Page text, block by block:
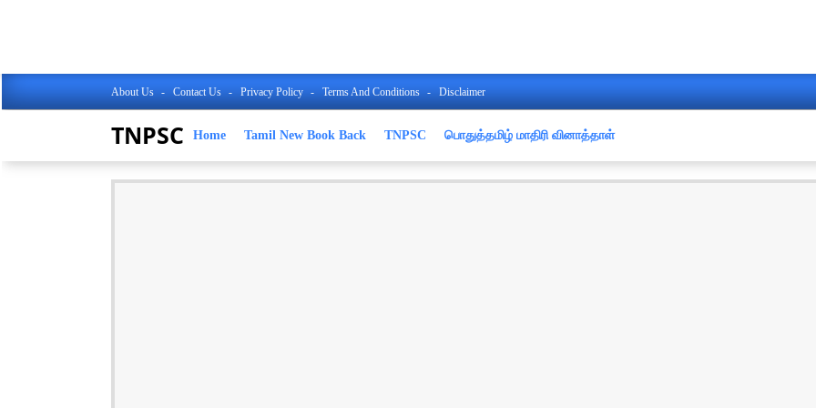
About Us Contact Us Privacy Policy Terms And Conditions Disclaimer
TNPSC Home Tamil New Book Back TNPSC பொதுத்தமிழ் மாதிரி வினாத்தாள்